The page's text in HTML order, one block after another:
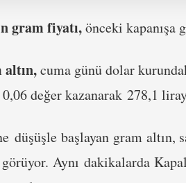
gram fiyatı,önceki kapanışa
cuma günü dolar
değer kazanarak 278,1
düşüşle başlayan gram altın,
Aynı dakikalarda